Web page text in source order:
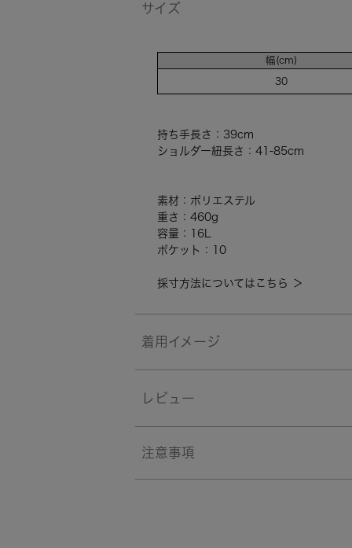
サイズ
幅(cm)
30
持ち手長さ：39cm
ショルダー紐長さ：41-85cm
素材：ポリエステル
重さ：460g
容量：16L
ポケット：10
採寸方法についてはこちら ＞
着用イメージ
レビュー
注意事項